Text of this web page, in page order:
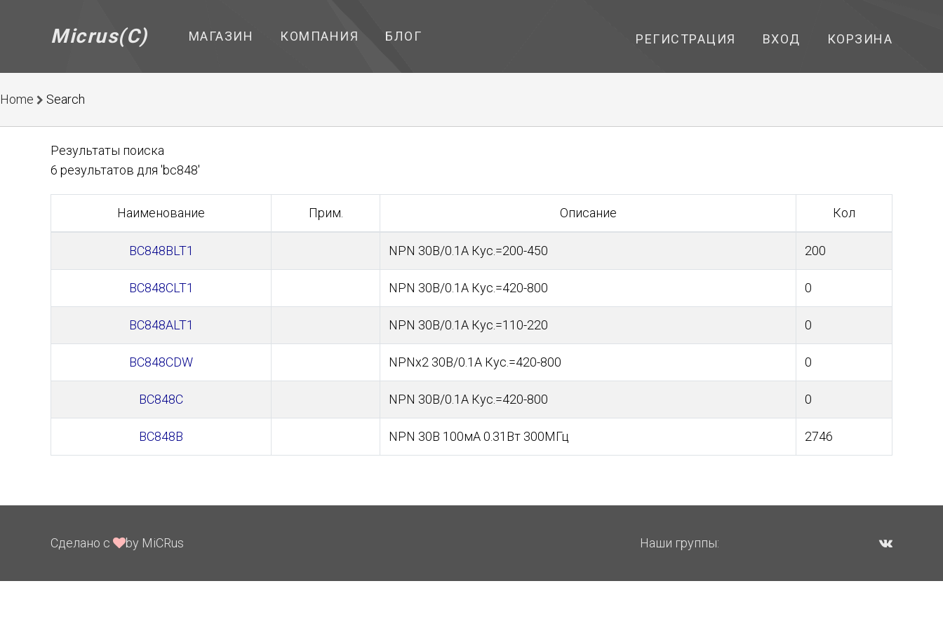
Micrus(C) МАГАЗИН КОМПАНИЯ БЛОГ РЕГИСТРАЦИЯ ВХОД КОРЗИНА
Home Search
Результаты поиска
6 результатов для 'bc848'
Наименование Прим. Описание Кол
BC848BLT1 NPN 30В/0.1А Кус.=200-450 200
BC848CLT1 NPN 30В/0.1А Кус.=420-800 0
BC848ALT1 NPN 30В/0.1А Кус.=110-220 0
BC848CDW NPNx2 30В/0.1А Кус.=420-800 0
BC848C NPN 30В/0.1А Кус.=420-800 0
BC848B NPN 30В 100мА 0.31Вт 300МГц 2746
Сделано с by MiCRus Наши группы: